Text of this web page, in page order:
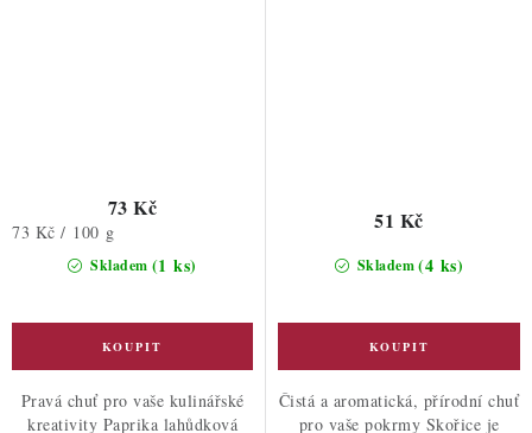
Skladem (1 ks)
73 Kč
Měrná
73 Kč / 100 g
Pravá chuť pro vaše kulinářské
kreativity Paprika lahůdková
Skladem(4 ks)
51 Kč
Čistá a aromatická, přírodní chuť
pro vaše pokrmy Skořice je